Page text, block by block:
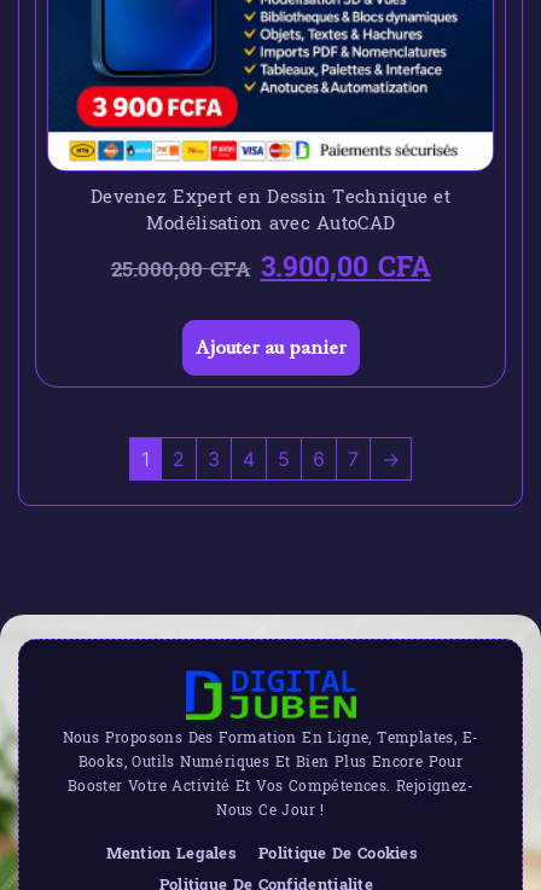
Devenez Expert en Dessin Technique et
Modélisation avec AutoCAD
25.000,00CFA 3.900,00CFA
Ajouter au panier
1 2 3 4 5 6 7 →
Nous Proposons Des Formation En Ligne, Templates, E-
Books, Outils Numériques Et Bien Plus Encore Pour
Booster Votre Activité Et Vos Compétences. Rejoignez-
Nous Ce Jour !
Mention Legales
Politique De Cookies